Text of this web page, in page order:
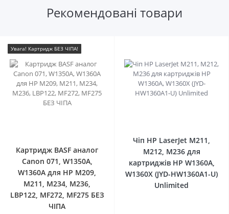
Рекомендовані товари
Увага! Картридж БЕЗ ЧІПА!
Картридж BASF аналог
Canon 071, W1350A,
W1360A для HP M209,
M211, M234, M236,
LBP122, MF272, MF275 БЕЗ
ЧІПА
Чіп HP LaserJet M211,
M212, M236 для
картриджів HP W1360A,
W1360X (JYD-HW1360A1-U)
Unlimited